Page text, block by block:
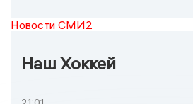
Новости СМИ2
Наш Хоккей